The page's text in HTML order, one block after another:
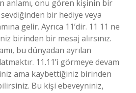
anlamı, onu gören kişinin bir
bir hediye veya
gelir. Ayrıca 11’dir. 11 11 ne
birinden bir mesaj alırsınız.
bu dünyadan ayrılan
11.11’i görmeye devam
ama kaybettiğiniz birinden
Bu kişi ebeveyniniz,